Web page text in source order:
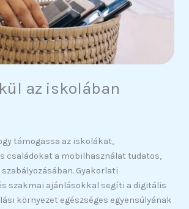
az iskolában
támogassa az iskolákat,
családokat a mobilhasználat tudatos,
Gyakorlati
szakmai ajánlásokkal segíti a digitális
környezet egészséges egyensúlyának